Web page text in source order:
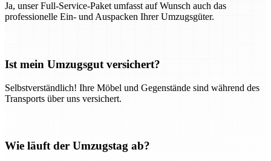
Ja, unser Full-Service-Paket umfasst auf Wunsch auch das
professionelle Ein- und Auspacken Ihrer Umzugsgüter.
Ist mein Umzugsgut versichert?
Selbstverständlich! Ihre Möbel und Gegenstände sind während des
Transports über uns versichert.
Wie läuft der Umzugstag ab?